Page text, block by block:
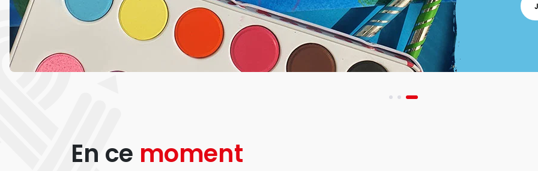
En ce moment